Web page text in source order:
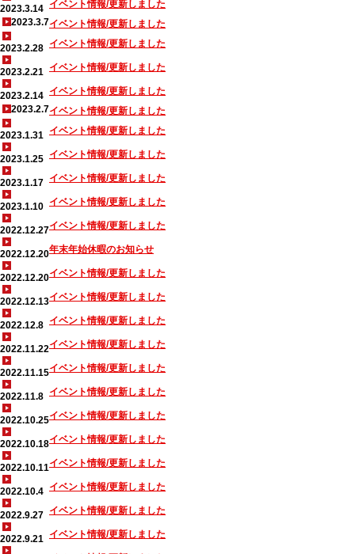
2023.3.14 イベント情報/更新しました
2023.3.7イベント情報/更新しました
2023.2.28 イベント情報/更新しました
2023.2.21 イベント情報/更新しました
2023.2.14 イベント情報/更新しました
2023.2.7イベント情報/更新しました
2023.1.31 イベント情報/更新しました
2023.1.25 イベント情報/更新しました
2023.1.17 イベント情報/更新しました
2023.1.10 イベント情報/更新しました
2022.12.27イベント情報/更新しました
2022.12.20年末年始休暇のお知らせ
2022.12.20イベント情報/更新しました
2022.12.13イベント情報/更新しました
2022.12.8 イベント情報/更新しました
2022.11.22イベント情報/更新しました
2022.11.15イベント情報/更新しました
2022.11.8 イベント情報/更新しました
2022.10.25イベント情報/更新しました
2022.10.18イベント情報/更新しました
2022.10.11イベント情報/更新しました
2022.10.4 イベント情報/更新しました
2022.9.27 イベント情報/更新しました
2022.9.21 イベント情報/更新しました